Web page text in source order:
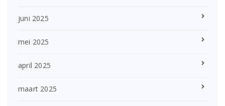
juni 2025
mei 2025
april 2025
maart 2025